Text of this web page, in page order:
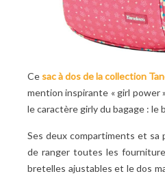
Ce sac à dos de la collection
mention inspirante « girl power
le caractère girly du bagage : le
Ses deux compartiments et
de ranger toutes les
bretelles ajustables et le dos